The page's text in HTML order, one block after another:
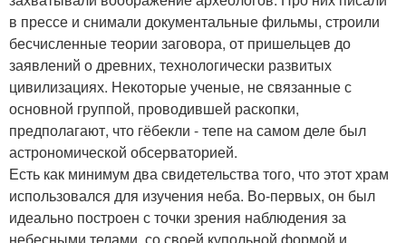
в прессе и снимали документальные фильмы, строили
бесчисленные теории заговора, от пришельцев до
заявлений о древних, технологически развитых
цивилизациях. Некоторые ученые, не связанные с
основной группой, проводившей раскопки,
предполагают, что гёбекли - тепе на самом деле был
астрономической обсерваторией.
Есть как минимум два свидетельства того, что этот храм
использовался для изучения неба. Во-первых, он был
идеально построен с точки зрения наблюдения за
небесными телами, со своей купольной формой и